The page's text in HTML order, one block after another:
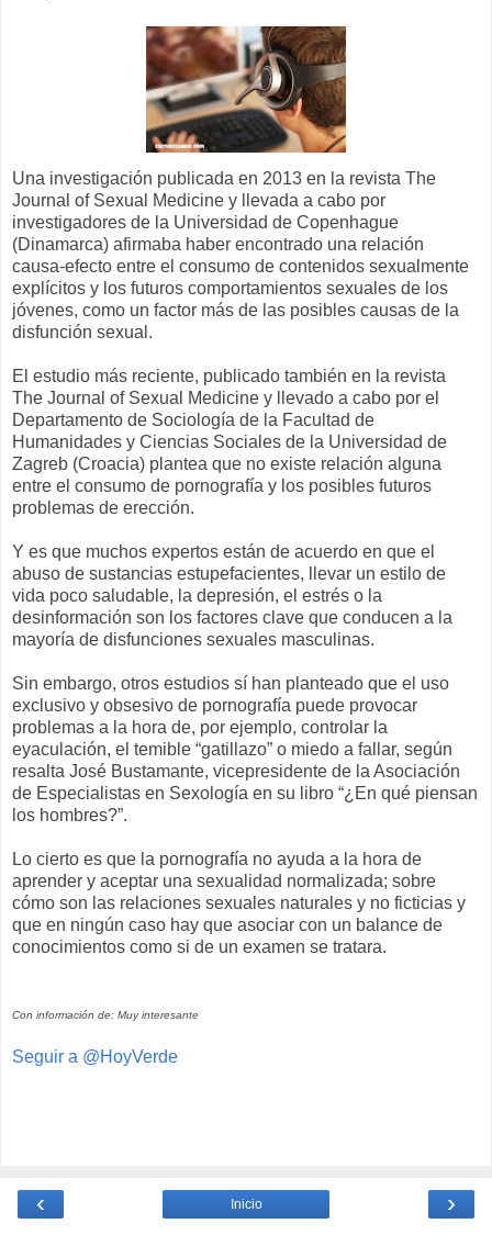
Una investigación publicada en 2013 en la revista The
Journal of Sexual Medicine y llevada a cabo por
investigadores de la Universidad de Copenhague
(Dinamarca) afirmaba haber encontrado una relación
causa-efecto entre el consumo de contenidos sexualmente
explícitos y los futuros comportamientos sexuales de los
jóvenes, como un factor más de las posibles causas de la
disfunción sexual.
El estudio más reciente, publicado también en la revista
The Journal of Sexual Medicine y llevado a cabo por el
Departamento de Sociología de la Facultad de
Humanidades y Ciencias Sociales de la Universidad de
Zagreb (Croacia) plantea que no existe relación alguna
entre el consumo de pornografía y los posibles futuros
problemas de erección.
Y es que muchos expertos están de acuerdo en que el
abuso de sustancias estupefacientes, llevar un estilo de
vida poco saludable, la depresión, el estrés o la
desinformación son los factores clave que conducen a la
mayoría de disfunciones sexuales masculinas.
Sin embargo, otros estudios sí han planteado que el uso
exclusivo y obsesivo de pornografía puede provocar
problemas a la hora de, por ejemplo, controlar la
eyaculación, el temible “gatillazo” o miedo a fallar, según
resalta José Bustamante, vicepresidente de la Asociación
de Especialistas en Sexología en su libro “¿En qué piensan
los hombres?”.
Lo cierto es que la pornografía no ayuda a la hora de
aprender y aceptar una sexualidad normalizada; sobre
cómo son las relaciones sexuales naturales y no ficticias y
que en ningún caso hay que asociar con un balance de
conocimientos como si de un examen se tratara.
Con información de: Muy interesante
Seguir a @HoyVerde
‹ ›
Inicio